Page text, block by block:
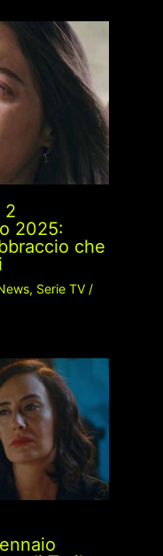
2
2025:
che
, Serie TV/